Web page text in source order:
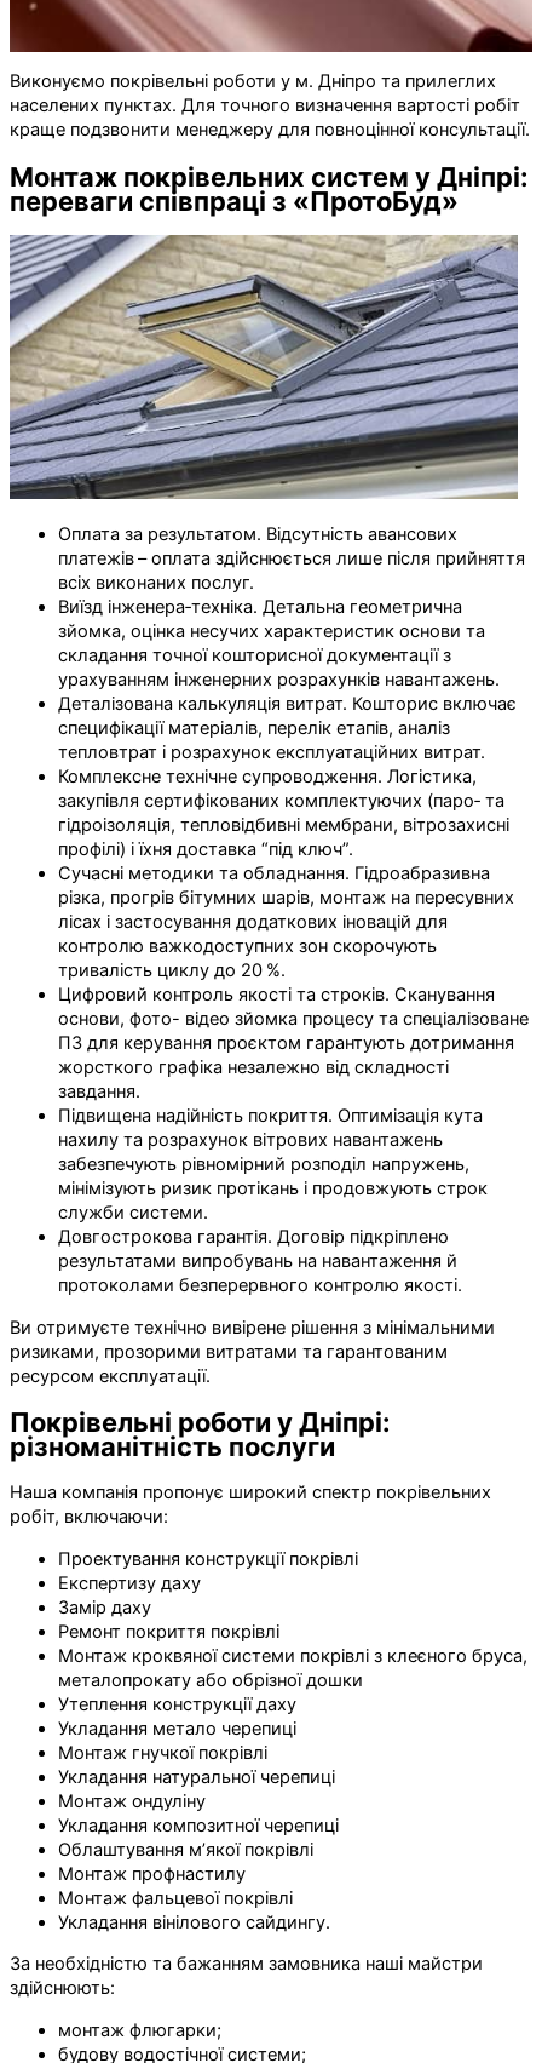
Виконуємо покрівельні роботи у м. Дніпро та прилеглих
населених пунктах. Для точного визначення вартості робіт
краще подзвонити менеджеру для повноцінної консультації.
Монтаж покрівельних систем у Дніпрі:
переваги співпраці з «ПротоБуд»
Оплата за результатом. Відсутність авансових
платежів – оплата здійснюється лише після прийняття
всіх виконаних послуг.
Виїзд інженера‑техніка. Детальна геометрична
зйомка, оцінка несучих характеристик основи та
складання точної кошторисної документації з
урахуванням інженерних розрахунків навантажень.
Деталізована калькуляція витрат. Кошторис включає
специфікації матеріалів, перелік етапів, аналіз
тепловтрат і розрахунок експлуатаційних витрат.
Комплексне технічне супроводження. Логістика,
закупівля сертифікованих комплектуючих (паро‑ та
гідроізоляція, тепло­відбивні мембрани, вітрозахисні
профілі) і їхня доставка “під ключ”.
Сучасні методики та обладнання. Гідроабразивна
різка, прогрів бітумних шарів, монтаж на пересувних
лісах і застосування додаткових іновацій для
контролю важкодоступних зон скорочують
тривалість циклу до 20 %.
Цифровий контроль якості та строків. Сканування
основи, фото- відео зйомка процесу та спеціалізоване
ПЗ для керування проєктом гарантують дотримання
жорсткого графіка незалежно від складності
завдання.
Підвищена надійність покриття. Оптимізація кута
нахилу та розрахунок вітрових навантажень
забезпечують рівномірний розподіл напружень,
мінімізують ризик протікань і продовжують строк
служби системи.
Довгострокова гарантія. Договір підкріплено
результатами випробувань на навантаження й
протоколами безперервного контролю якості.
Ви отримуєте технічно вивірене рішення з мінімальними
ризиками, прозорими витратами та гарантованим
ресурсом експлуатації.
Покрівельні роботи у Дніпрі:
різноманітність послуги
Наша компанія пропонує широкий спектр покрівельних
робіт, включаючи:
Проектування конструкції покрівлі
Експертизу даху
Замір даху
Ремонт покриття покрівлі
Монтаж кроквяної системи покрівлі з клеєного бруса,
металопрокату або обрізної дошки
Утеплення конструкції даху
Укладання метало черепиці
Монтаж гнучкої покрівлі
Укладання натуральної черепиці
Монтаж ондуліну
Укладання композитної черепиці
Облаштування м’якої покрівлі
Монтаж профнастилу
Монтаж фальцевої покрівлі
Укладання вінілового сайдингу.
За необхідністю та бажанням замовника наші майстри
здійснюють:
монтаж флюгарки;
будову водостічної системи;